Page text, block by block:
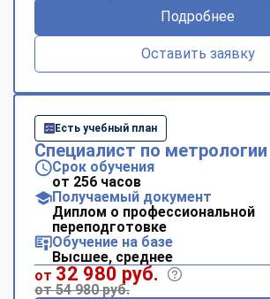
Подробнее
Оставить заявку
Есть учебный план
Специалист по метрологии
Срок обучения
от 256 часов
Получаемый документ
Диплом о профессиональной
переподготовке
Обучение на базе
Высшее, среднее
от 32 980 руб.
от 54 980 руб.